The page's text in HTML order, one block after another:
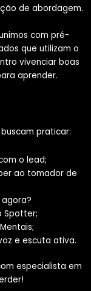
de abordagem.
com pré-
que utilizam o
vivenciar boas
aprender.
praticar:
o lead;
ao tomador de
Spotter;
e escuta ativa.
especialista em